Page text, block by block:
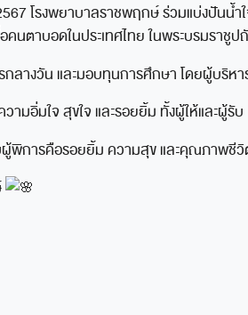
โรงพยาบาลราชพฤกษ์ ร่วมแบ่งปันน้ำ
นตาบอดในประเทศไทย ในพระบรมราชูป
ลางวัน และมอบทุนการศึกษา โดยผู้บริห
ามอิ่มใจ สุขใจ และรอยยิ้ม ทั้งผู้ให้และผู้รับ
พิการคือรอยยิ้ม ความสุข และคุณภาพชี